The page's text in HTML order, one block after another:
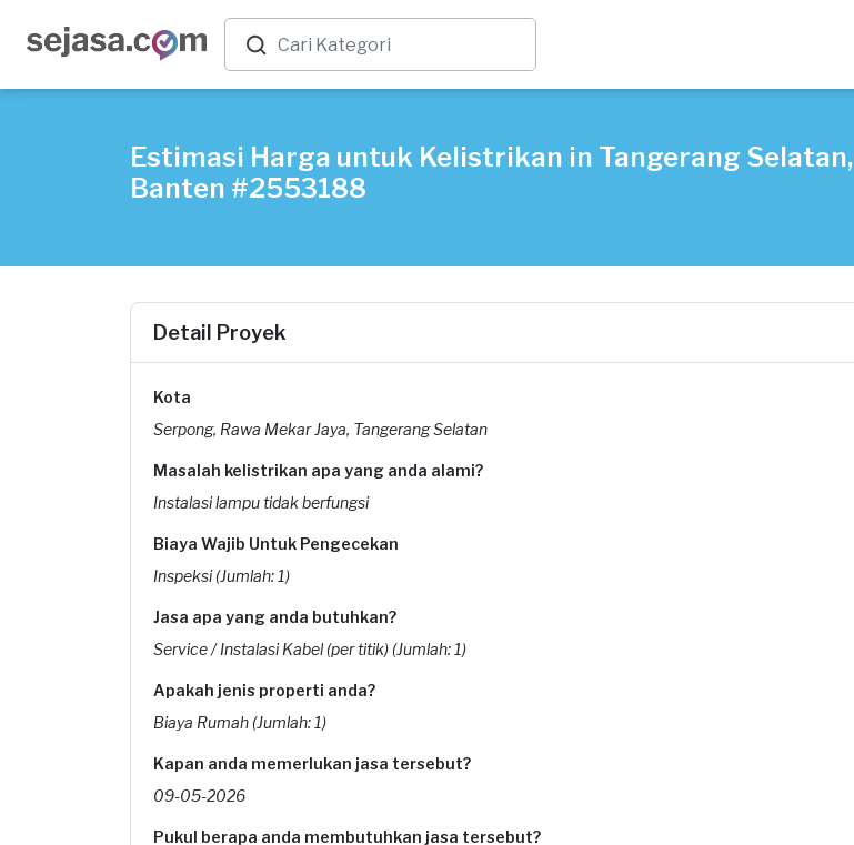
Estimasi Harga untuk Kelistrikan in Tangerang Selatan,
Banten #2553188
Detail Proyek
Kota
Serpong, Rawa Mekar Jaya, Tangerang Selatan
Masalah kelistrikan apa yang anda alami?
Instalasi lampu tidak berfungsi
Biaya Wajib Untuk Pengecekan
Inspeksi (Jumlah: 1)
Jasa apa yang anda butuhkan?
Service / Instalasi Kabel (per titik) (Jumlah: 1)
Apakah jenis properti anda?
Biaya Rumah (Jumlah: 1)
Kapan anda memerlukan jasa tersebut?
09-05-2026
Pukul berapa anda membutuhkan jasa tersebut?